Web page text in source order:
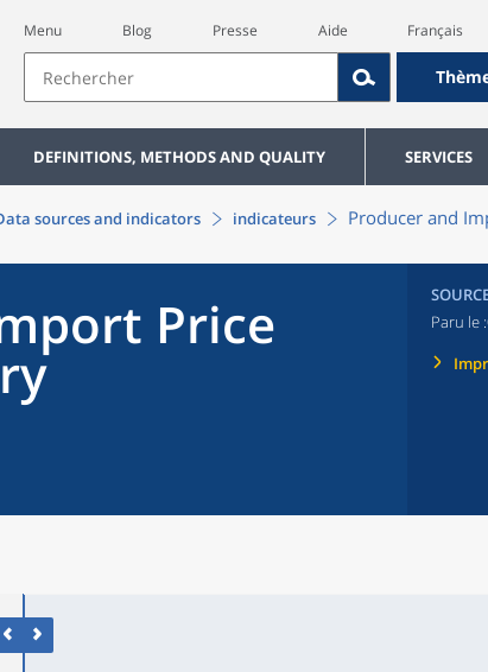
Menu Blog Presse Aide Français
DEFINITIONS, METHODS AND QUALITY SERVICES
sources and indicators indicateurs Producer and
Price
Paru le :